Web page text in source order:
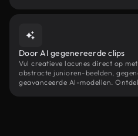
Door AI gegenereerde clips
Vul creatieve lacunes direct op
abstracte junioren-beelden,
geavanceerde AI-modellen.